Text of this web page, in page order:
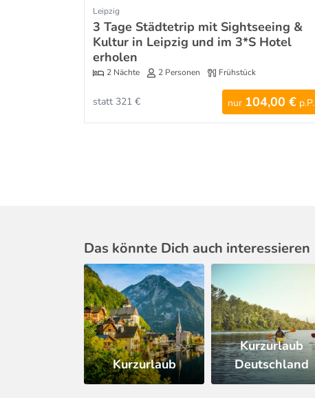
Leipzig
3 Tage Städtetrip mit Sightseeing &
Kultur in Leipzig und im 3*S Hotel
erholen
2 Nächte 2 Personen Frühstück
nur 104,00 € p.P.
statt 321 €
Das könnte Dich auch interessieren
Kurzurlaub
Kurzurlaub
Deutschland